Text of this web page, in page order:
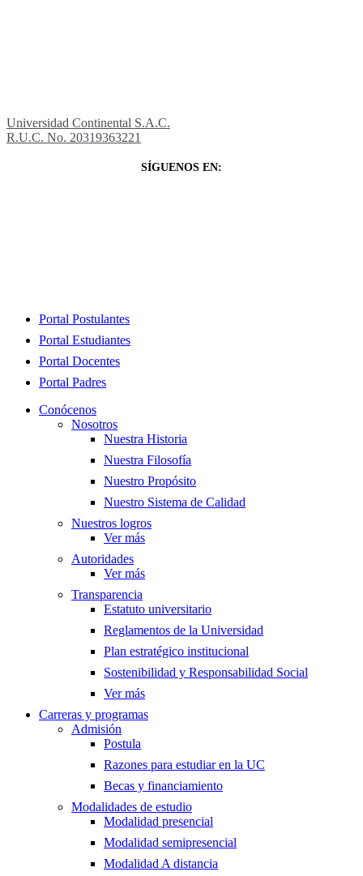
Universidad Continental S.A.C.
R.U.C. No. 20319363221
SÍGUENOS EN:
Close
Portal Postulantes
Portal Estudiantes
Portal Docentes
Portal Padres
Conócenos
Nosotros
Nuestra Historia
Nuestra Filosofía
Nuestro Propósito
Nuestro Sistema de Calidad
Nuestros logros
Ver más
Autoridades
Ver más
Transparencia
Estatuto universitario
Reglamentos de la Universidad
Plan estratégico institucional
Sostenibilidad y Responsabilidad Social
Ver más
Carreras y programas
Admisión
Postula
Razones para estudiar en la UC
Becas y financiamiento
Modalidades de estudio
Modalidad presencial
Modalidad semipresencial
Modalidad A distancia